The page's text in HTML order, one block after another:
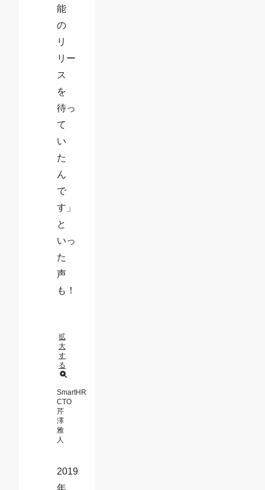
能
の
リ
リー
ス
を
待っ
て
い
た
ん
で
す」
と
いっ
た
声
も！
拡
大
す
る
SmartHR
CTO
芹
澤
雅
人
2019
年